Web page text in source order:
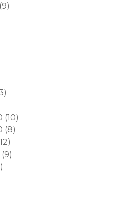
(9)
(10)
(8)
(9)